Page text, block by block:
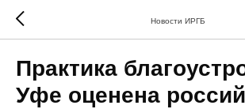
Новости ИРГБ
Практика
Уфе оценена